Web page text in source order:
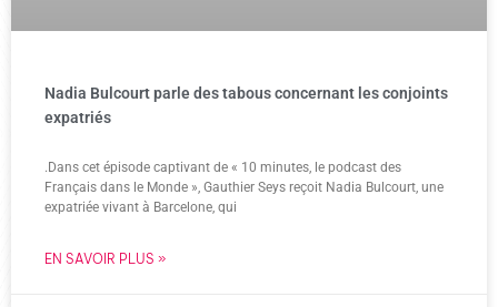
Nadia Bulcourt parle des tabous concernant les conjoints
expatriés
.Dans cet épisode captivant de « 10 minutes, le podcast des
Français dans le Monde », Gauthier Seys reçoit Nadia Bulcourt, une
expatriée vivant à Barcelone, qui
EN SAVOIR PLUS »